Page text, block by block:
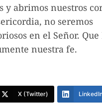
y abrimos nuestros
no seremos
en el Señor. Que
nuestra fe.
X (Twitter)